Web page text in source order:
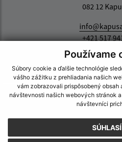
Používame
Súbory cookie a ďalšie technológie
vášho zážitku z prehliadania našich
vám zobrazovali prispôsobený obsah
návštevnosti našich webových stránok
návštevníci
082 12
+421 517
IČO: